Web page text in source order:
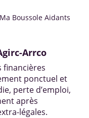
Boussole Aidants
Arrco
financières
ponctuel et
perte d’emploi,
après
légales.